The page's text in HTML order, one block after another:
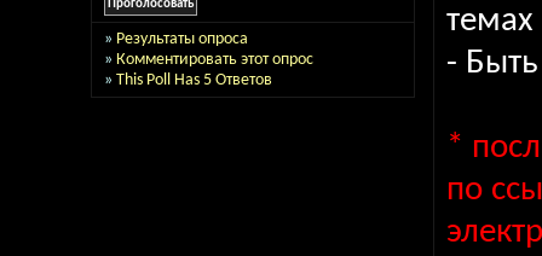
» Результаты опроса
» Комментировать этот опрос
» This Poll Has 5 Ответов
-
*
по